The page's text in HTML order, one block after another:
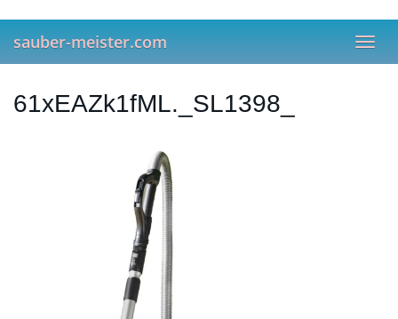
to
main
content
sauber-meister.com
61xEAZk1fML._SL1398_